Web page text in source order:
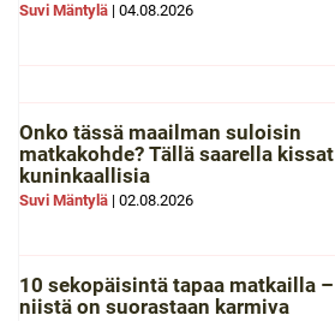
Suvi Mäntylä | 04.08.2026
Onko tässä maailman suloisin
matkakohde? Tällä saarella
kuninkaallisia
Suvi Mäntylä | 02.08.2026
10 sekopäisintä tapaa matkailla
niistä on suorastaan karmiva